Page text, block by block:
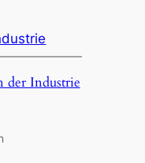
der Industrie